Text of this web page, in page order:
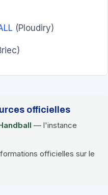
(Ploudiry)
officielles
— l'instance
officielles sur le